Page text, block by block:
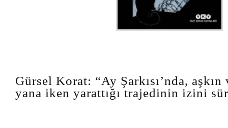
Gürsel Korat: “Ay Şarkısı’nda,
yana iken yarattığı trajedinin izini